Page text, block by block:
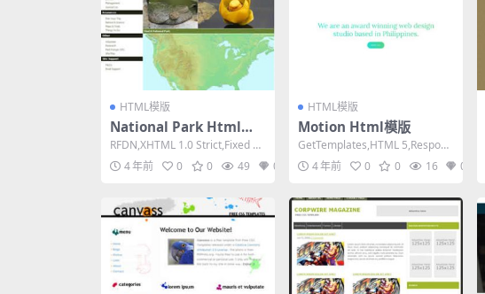
HTML模版
National Park Html模
版
RFDN,XHTML 1.0 Strict,Fixed Wi
dth, 2 Col...
4 年前 0 0 49 0
HTML模版
Motion Html模版
GetTemplates,HTML 5,Respons
ive, 3 Column...
4 年前 0 0 16 0